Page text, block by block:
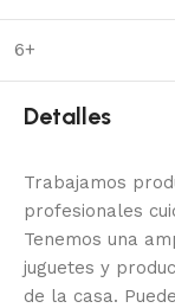
6+
Detalles
Trabajamos
profesionales
Tenemos una
juguetes y
de la casa.